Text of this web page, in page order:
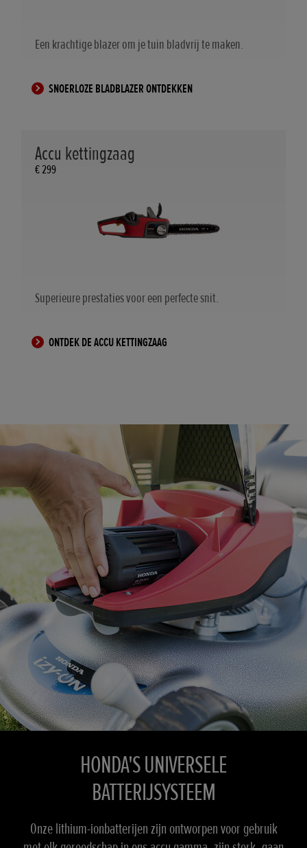
Een krachtige blazer om je tuin bladvrij te maken.
SNOERLOZE BLADBLAZER ONTDEKKEN
Accu kettingzaag
€ 299
Superieure prestaties voor een perfecte snit.
ONTDEK DE ACCU KETTINGZAAG
HONDA'S UNIVERSELE
BATTERIJSYSTEEM
Onze lithium-ionbatterijen zijn ontworpen voor gebruik